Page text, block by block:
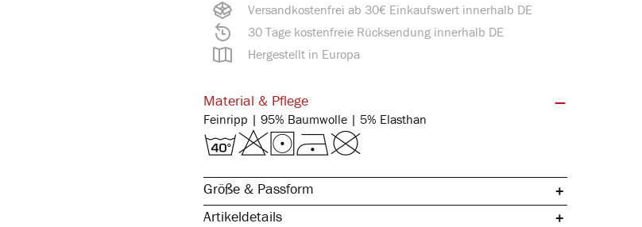
Versandkostenfrei ab 30€ Einkaufswert innerhalb DE
30 Tage kostenfreie Rücksendung innerhalb DE
Hergestellt in Europa
Material & Pflege
Feinripp | 95% Baumwolle | 5% Elasthan
Größe & Passform
Artikeldetails